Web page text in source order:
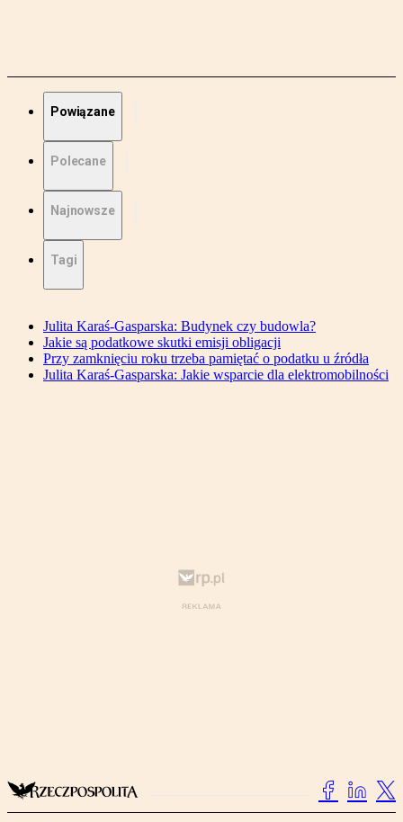
Powiązane
Polecane
Najnowsze
Tagi
Julita Karaś-Gasparska: Budynek czy budowla?
Jakie są podatkowe skutki emisji obligacji
Przy zamknięciu roku trzeba pamiętać o podatku u źródła
Julita Karaś-Gasparska: Jakie wsparcie dla elektromobilności